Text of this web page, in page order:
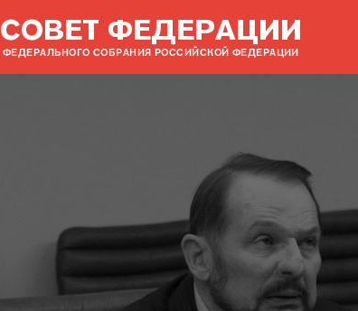
СОВЕТ ФЕДЕРАЦИИ
ФЕДЕРАЛЬНОГО СОБРАНИЯ РОССИЙСКОЙ ФЕДЕРАЦИИ